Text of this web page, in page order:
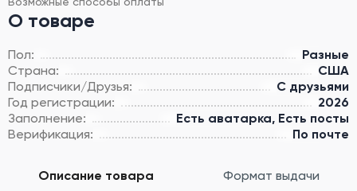
О товаре
Пол:
Разные
Страна:
США
Подписчики/Друзья:
С друзьями
Год регистрации:
2026
Заполнение:
Есть аватарка, Есть посты
Верификация:
По почте
Описание товара Формат выдачи